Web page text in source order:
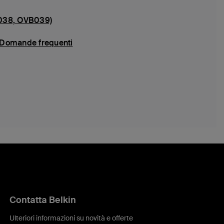
OVB039)
frequenti
Contatta Belkin
Ulteriori informazioni su novità e offerte